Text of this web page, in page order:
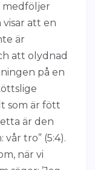
medföljer
visar att en
är
att olydnad
på en
som är fött
är den
tro” (5:4).
när vi